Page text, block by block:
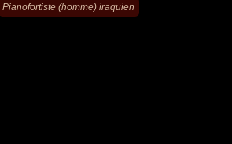
Pianofortiste (homme) iraquien